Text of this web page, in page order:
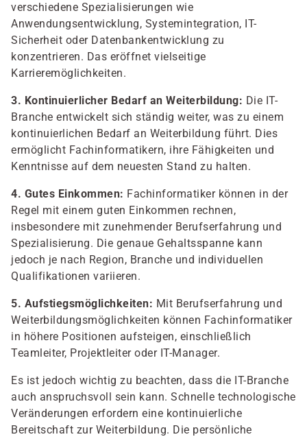
verschiedene Spezialisierungen wie
Anwendungsentwicklung, Systemintegration, IT-
Sicherheit oder Datenbankentwicklung zu
konzentrieren. Das eröffnet vielseitige
Karrieremöglichkeiten.
3. Kontinuierlicher Bedarf an Weiterbildung: Die IT-
Branche entwickelt sich ständig weiter, was zu einem
kontinuierlichen Bedarf an Weiterbildung führt. Dies
ermöglicht Fachinformatikern, ihre Fähigkeiten und
Kenntnisse auf dem neuesten Stand zu halten.
4. Gutes Einkommen: Fachinformatiker können in der
Regel mit einem guten Einkommen rechnen,
insbesondere mit zunehmender Berufserfahrung und
Spezialisierung. Die genaue Gehaltsspanne kann
jedoch je nach Region, Branche und individuellen
Qualifikationen variieren.
5. Aufstiegsmöglichkeiten: Mit Berufserfahrung und
Weiterbildungsmöglichkeiten können Fachinformatiker
in höhere Positionen aufsteigen, einschließlich
Teamleiter, Projektleiter oder IT-Manager.
Es ist jedoch wichtig zu beachten, dass die IT-Branche
auch anspruchsvoll sein kann. Schnelle technologische
Veränderungen erfordern eine kontinuierliche
Bereitschaft zur Weiterbildung. Die persönliche